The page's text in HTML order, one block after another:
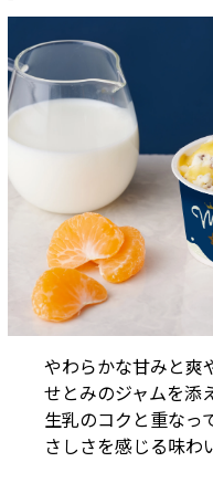
やわらかな甘みと爽
せとみのジャムを添
生乳のコクと重なっ
さしさを感じる味わ